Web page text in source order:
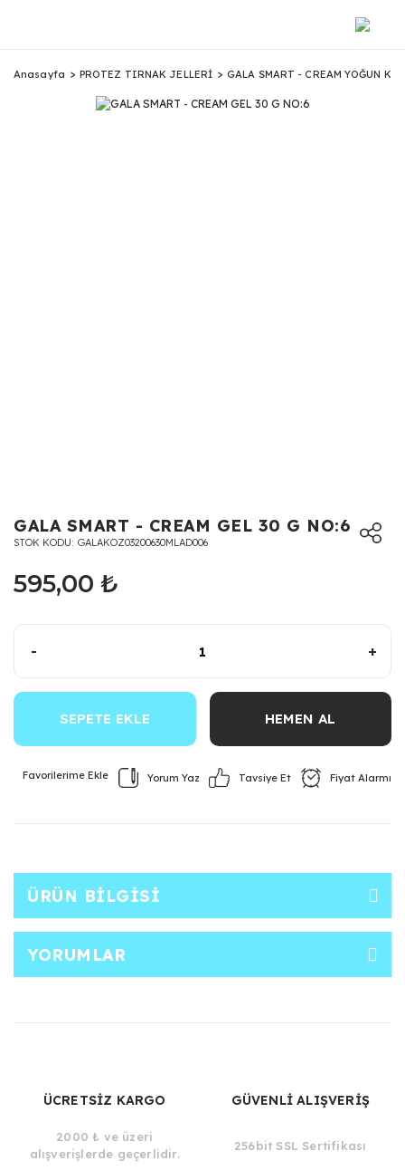
Anasayfa PROTEZ TIRNAK JELLERİ GALA SMART - CREAM YOĞUN
GALA SMART - CREAM GEL 30 G NO:6
STOK KODU GALAKOZ03200630MLAD006
595,00 ₺
- +
SEPETE EKLE HEMEN AL
Yorum Yaz Tavsiye Et Fiyat Alarmı
ÜRÜN BILGISI
YORUMLAR
ÜCRETSİZ KARGO
2000 ₺ ve üzeri
alışverişlerde geçerlidir.
GÜVENLİ ALIŞVERİŞ
256bit SSL Sertifikası